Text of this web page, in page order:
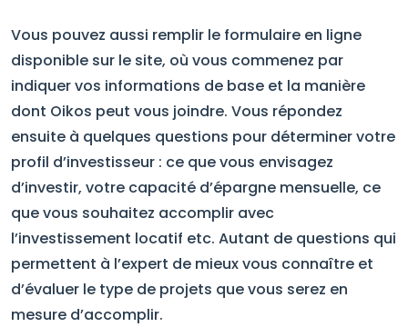
Vous pouvez aussi remplir le formulaire en ligne
disponible sur le site, où vous commenez par
indiquer vos informations de base et la manière
dont Oikos peut vous joindre. Vous répondez
ensuite à quelques questions pour déterminer votre
profil d’investisseur : ce que vous envisagez
d’investir, votre capacité d’épargne mensuelle, ce
que vous souhaitez accomplir avec
l’investissement locatif etc. Autant de questions qui
permettent à l’expert de mieux vous connaître et
d’évaluer le type de projets que vous serez en
mesure d’accomplir.